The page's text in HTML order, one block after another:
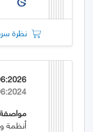
نظرة
أنظمة